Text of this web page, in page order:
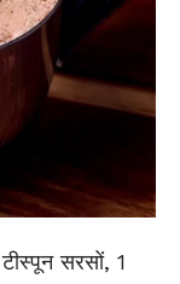
सरसों, 1